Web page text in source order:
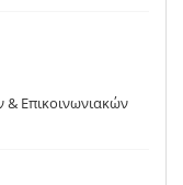
Επικοινωνιακών